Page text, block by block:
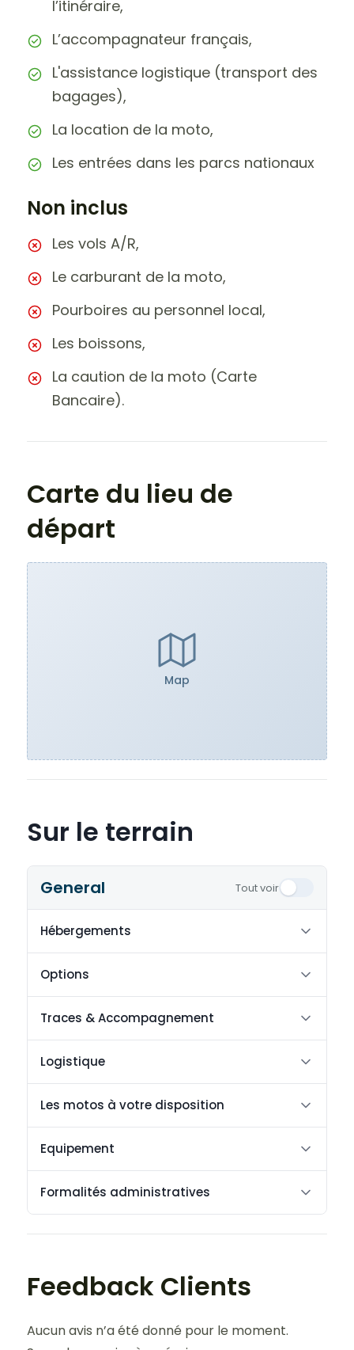
l’itinéraire,
L’accompagnateur français,
L'assistance logistique (transport des
bagages),
La location de la moto,
Les entrées dans les parcs nationaux
Non inclus
Les vols A/R,
Le carburant de la moto,
Pourboires au personnel local,
Les boissons,
La caution de la moto (Carte
Bancaire).
Carte du lieu de
départ
Map
Sur le terrain
General Tout voir
Hébergements
Options
Traces & Accompagnement
Logistique
Les motos à votre disposition
Equipement
Formalités administratives
Feedback Clients
Aucun avis n’a été donné pour le moment.